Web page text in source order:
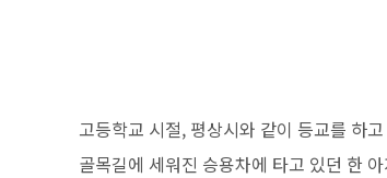
고등학교 시절, 평상시와 같이 등교를 하
골목길에 세워진 승용차에 타고 있던 한